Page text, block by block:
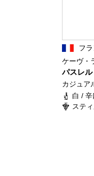
フ
ケーヴ・
パスレ
カジュア
白 / 辛
ステ